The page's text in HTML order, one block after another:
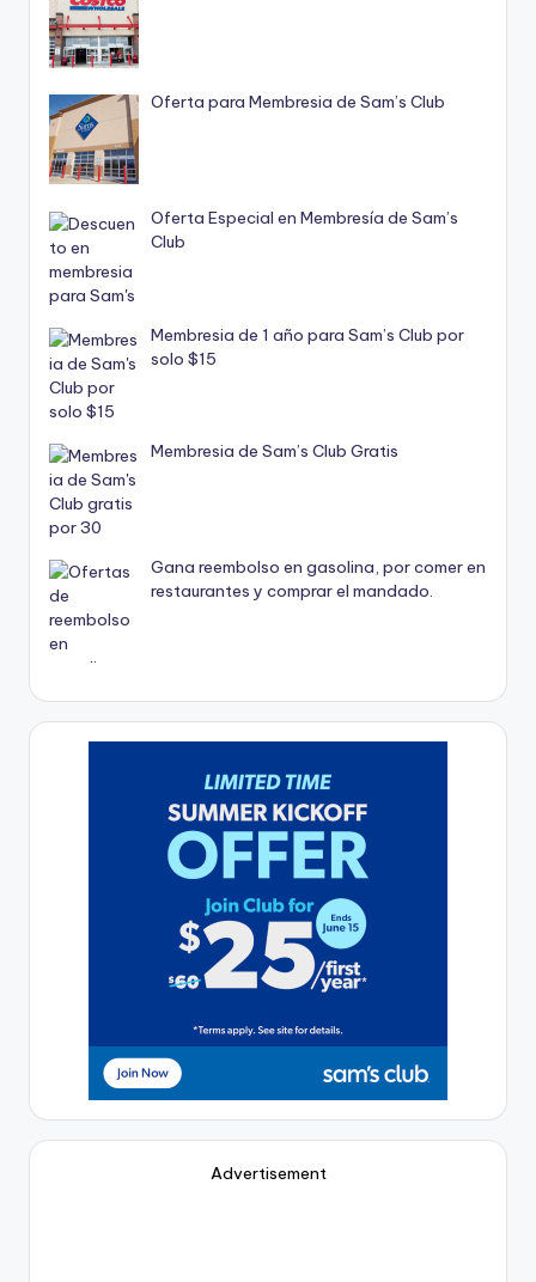
Oferta para Membresia de Sam’s Club
Oferta Especial en Membresía de Sam’s
Club
Membresia de 1 año para Sam’s Club por
solo $15
Membresia de Sam’s Club Gratis
Gana reembolso en gasolina, por comer en
restaurantes y comprar el mandado.
Advertisement